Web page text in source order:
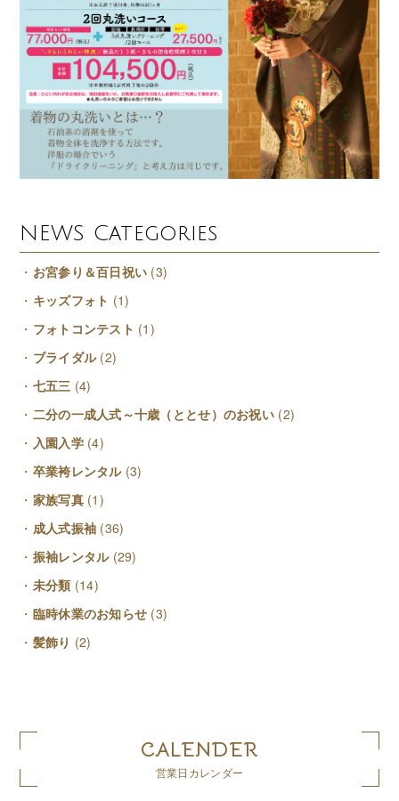
NEWS Categories
お宮参り＆百日祝い (3)
キッズフォト (1)
フォトコンテスト (1)
ブライダル(2)
七五三 (4)
二分の一成人式～十歳（ととせ）のお祝い (2)
入園入学(4)
卒業袴レンタル(3)
家族写真(1)
成人式振袖 (36)
振袖レンタル(29)
未分類 (14)
臨時休業のお知らせ (3)
髪飾り (2)
CALENDER
営業日カレンダー